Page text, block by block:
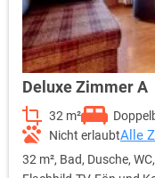
Deluxe Zimmer A
32 m²
Nicht erlaubtAlle
32 m², Bad, Dusche,